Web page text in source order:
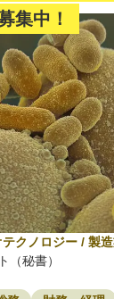
集中！
クノロジー / 製
（秘書）